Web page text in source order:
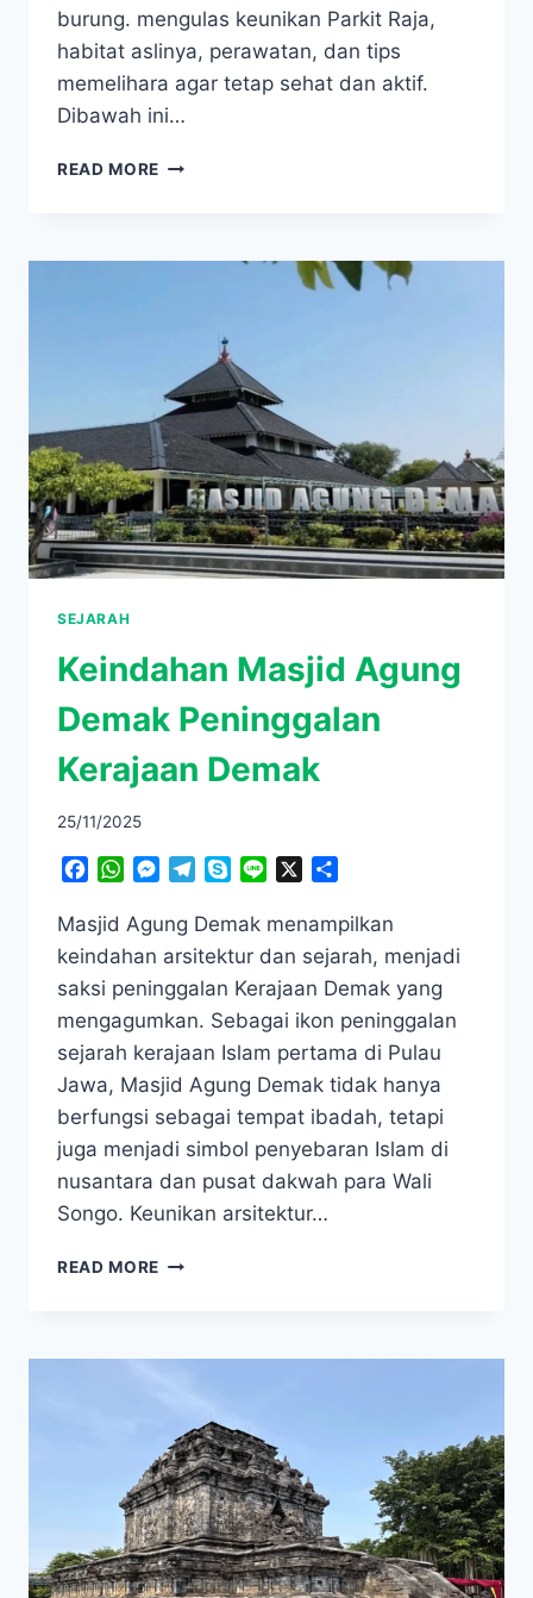
burung. mengulas keunikan Parkit Raja,
habitat aslinya, perawatan, dan tips
memelihara agar tetap sehat dan aktif.
Dibawah ini…
READ MORE
BURUNG
MEMIKAT
SEJARAH
Keindahan Masjid Agung
Demak Peninggalan
Kerajaan Demak
25/11/2025
Facebook
WhatsApp
Messenger
TelegramSkypeLine
Masjid Agung Demak menampilkan
keindahan arsitektur dan sejarah, menjadi
saksi peninggalan Kerajaan Demak yang
mengagumkan. Sebagai ikon peninggalan
sejarah kerajaan Islam pertama di Pulau
Jawa, Masjid Agung Demak tidak hanya
berfungsi sebagai tempat ibadah, tetapi
juga menjadi simbol penyebaran Islam di
nusantara dan pusat dakwah para Wali
Songo. Keunikan arsitektur…
READ MORE KEINDAHAN
PENINGGALAN